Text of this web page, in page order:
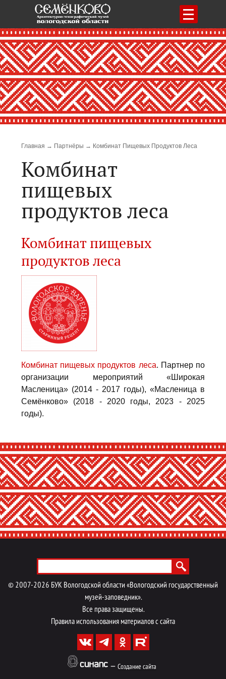
Меню
Строка навигации
Главная Партнёры Комбинат Пищевых Продуктов Леса
Комбинат
пищевых
продуктов леса
Комбинат пищевых
продуктов леса
Комбинат пищевых продуктов леса. Партнер по
организации мероприятий «Широкая
Масленица» (2014 - 2017 годы), «Масленица в
Семёнково» (2018 - 2020 годы, 2023 - 2025
годы).
Menu footer
© 2007-2026 БУК Вологодской области «Вологодский государственный
музей-заповедник».
Все права защищены.
Правила использования материалов с сайта
— Создание сайта